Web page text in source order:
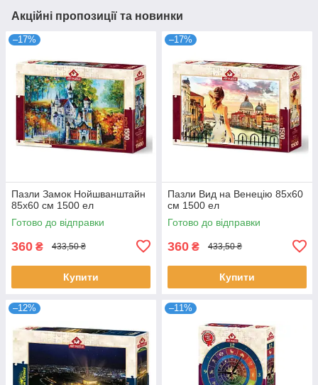
Акційні пропозиції та новинки
–17%
Пазли Замок Нойшванштайн
85х60 см 1500 ел
Готово до відправки
360 ₴ 433,50 ₴
Купити
–17%
Пазли Вид на Венецію 85х60
см 1500 ел
Готово до відправки
360 ₴ 433,50 ₴
Купити
–12% –11%